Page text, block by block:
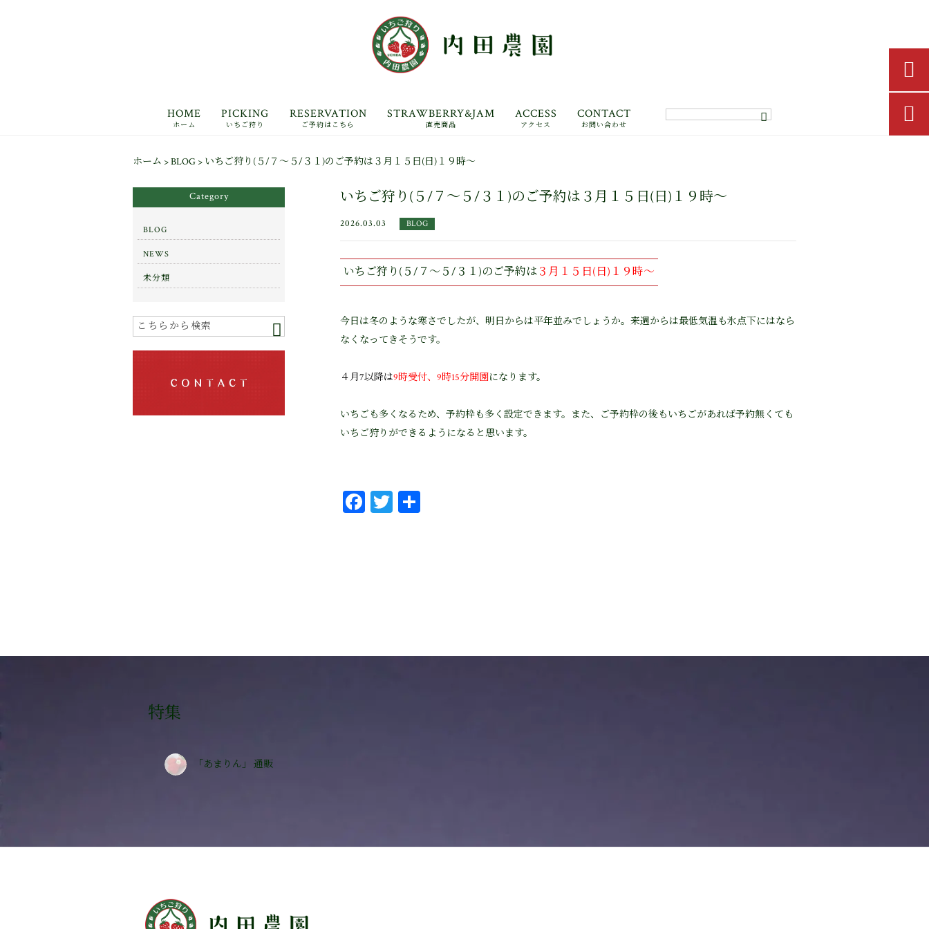
HOME
ホーム
PICKING
いちご狩り
RESERVATION
ご予約はこちら
STRAWBERRY&JAM
直売商品
ACCESS
アクセス
CONTACT
お問い合わせ
ホーム >BLOG > いちご狩り(５/７～５/３１)のご予約は３月１５日(日)１９時～
いちご狩り(５/７～５/３１)のご予約は３月１５日(日)１９時～
2026.03.03 BLOG
いちご狩り(５/７～５/３１)のご予約は３月１５日(日)１９時～
今日は冬のような寒さでしたが、明日からは平年並みでしょうか。来週からは最低気温も氷点下にはなら
なくなってきそうです。
４月7以降は9時受付、9時15分開園になります。
いちごも多くなるため、予約枠も多く設定できます。また、ご予約枠の後もいちごがあれば予約無くても
いちご狩りができるようになると思います。
Fa T
Category
BLOG
NEWS
未分類
特集
「あまりん」 通販

